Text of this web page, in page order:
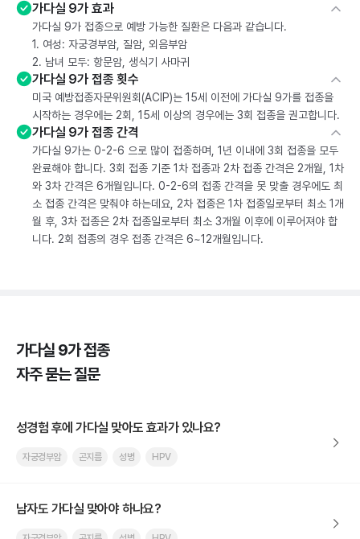
가다실 9가 효과
가다실 9가 접종으로 예방 가능한 질환은 다음과 같습니다.
1. 여성: 자궁경부암, 질암, 외음부암
2. 남녀 모두: 항문암, 생식기 사마귀
가다실 9가 접종 횟수
미국 예방접종자문위원회(ACIP)는 15세 이전에 가다실 9가를 접종을
시작하는 경우에는 2회, 15세 이상의 경우에는 3회 접종을 권고합니다.
가다실 9가 접종 간격
가다실 9가는 0-2-6 으로 많이 접종하며, 1년 이내에 3회 접종을 모두
완료해야 합니다. 3회 접종 기준 1차 접종과 2차 접종 간격은 2개월, 1차
와 3차 간격은 6개월입니다. 0-2-6의 접종 간격을 못 맞출 경우에도 최
소 접종 간격은 맞춰야 하는데요, 2차 접종은 1차 접종일로부터 최소 1개
월 후, 3차 접종은 2차 접종일로부터 최소 3개월 이후에 이루어져야 합
니다. 2회 접종의 경우 접종 간격은 6~12개월입니다.
가다실 9가 접종
자주 묻는 질문
성경험 후에 가다실 맞아도 효과가 있나요?
자궁경부암 곤지름 성병 HPV
남자도 가다실 맞아야 하나요?